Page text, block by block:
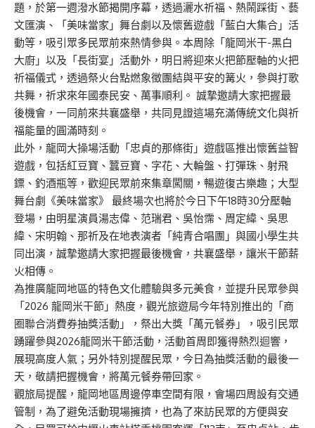
題，於第一週潑水節揭開序幕，透過灑水祈福、熱鬧踩街、藝
文匯演、「美味當家」舞台劇以及懷舊遊戲「藍白大集合」活
動等，吸引眾多民眾前來熱情參與。本周除「龍岡米干-黑白
大廚」以及「長街宴」活動外，明日將迎來火把節壓軸的火把
祈福儀式，透過祭火台點燃象徵團結與平安的篝火，參與打歌
共舞，祈求來年國泰民安、萬事順利。 誠摯邀請大家把握最
後機會，一同前來共襄盛舉，共同見證這場充滿傳統文化與祈
福能量的圓滿時刻。
此外，龍岡大操場活動「忠貞的那條街」遊戲區推出懷舊益智
遊戲，包括紅豆寶、蠶豆寶、字花、大輪盤、打彈珠、射飛
鏢、釣酒瓶等，歡迎民眾前來集章闖關，暢遊復古樂趣；大型
舞台劇《美味當家》 最終場次也將於今日下午18時30分壓軸
登場，由明星演員湯志偉、范瑞君、吳怡霈、周定緯、吳思
緯、宋明翰、那祈及在地表演者「純青合唱團」與國小學生共
同出演，誠摯邀請大家把握最後機會，共襄盛舉，讓米干節薪
火相傳。
為推廣龍岡地區的特色文化體驗與多元美食，並提升民眾參與
「2026 龍岡米干節」熱度，觀光旅遊局今年特別推出的「商
圈聯合消費券抽獎活動」，祭出大獎「萬元餐券」，吸引民眾
踴躍參與2026龍岡米干節活動，活動首周即獲得熱烈迴響，
展現高度人氣；另外特別提醒民眾，今日為抽獎活動的最後一
天，敬請把握機會，將萬元餐券帶回家。
觀旅局提醒，龍岡地區周邊停車空間有限，會場四周設有交通
管制，為了避免活動現場擁擠，也為了來訪民眾的方便與安